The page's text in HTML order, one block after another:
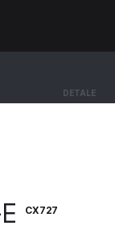
DETALE
CX727